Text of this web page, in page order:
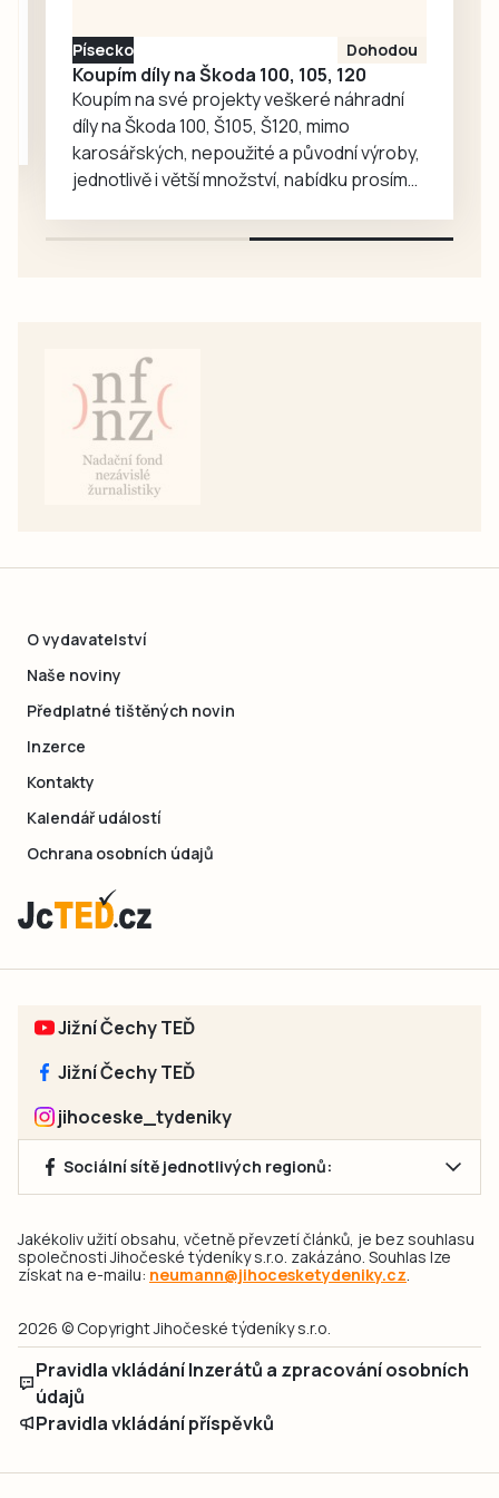
Prachaticích.
Písecko Dohodou
Koupím díly na Škoda 100, 105, 120
Koupím na své projekty veškeré náhradní
díly na Škoda 100, Š105, Š120, mimo
karosářských, nepoužité a původní výroby,
jednotlivě i větší množství, nabídku prosím
O vydavatelství
Naše noviny
Předplatné tištěných novin
Inzerce
Kontakty
Kalendář událostí
Ochrana osobních údajů
Jižní Čechy TEĎ
Jižní Čechy TEĎ
jihoceske_tydeniky
Sociální sítě jednotlivých regionů:
Jakékoliv užití obsahu, včetně převzetí článků, je bez souhlasu
společnosti Jihočeské týdeníky s.r.o. zakázáno. Souhlas lze
získat na e-mailu: neumann@jihocesketydeniky.cz
2026 © Copyright Jihočeské týdeníky s.r.o.
Pravidla vkládání Inzerátů a zpracování osobních
údajů
Pravidla vkládání příspěvků